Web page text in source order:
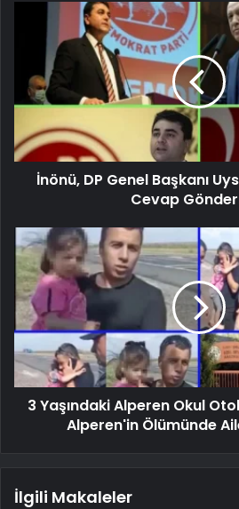
İnönü, DP Genel Başkanı
Cevap
3 Yaşındaki Alperen Okul
Alperen'in Ölümünde
İlgili Makaleler